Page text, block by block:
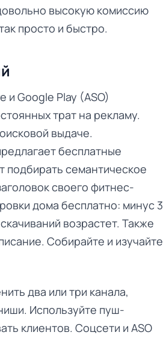
высокую комиссию
просто и быстро.
и Google Play (ASO)
трат на рекламу.
выдаче.
бесплатные
подбирать семантическое
своего фитнес-
дома бесплатно: минус 3
возрастет. Также
Собирайте и изучайте
два или три канала,
Используйте пуш-
клиентов. Соцсети и ASO